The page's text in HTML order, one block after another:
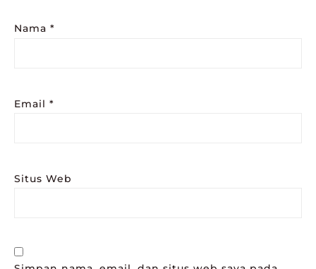
Nama *
Email *
Situs Web